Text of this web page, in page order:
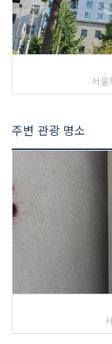
서
주변 관광 명소